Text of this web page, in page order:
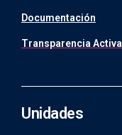
Documentación
Transparencia Activa
Unidades